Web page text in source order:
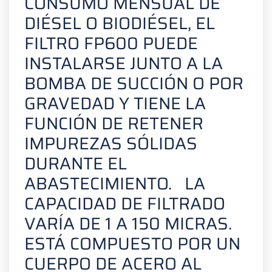
DIÉSEL O BIODIÉSEL, EL
FILTRO FP600 PUEDE
INSTALARSE JUNTO A LA
BOMBA DE SUCCIÓN O POR
GRAVEDAD Y TIENE LA
FUNCIÓN DE RETENER
IMPUREZAS SÓLIDAS
DURANTE EL
ABASTECIMIENTO. LA
CAPACIDAD DE FILTRADO
VARÍA DE 1 A 150 MICRAS.
ESTÁ COMPUESTO POR UN
CUERPO DE ACERO AL